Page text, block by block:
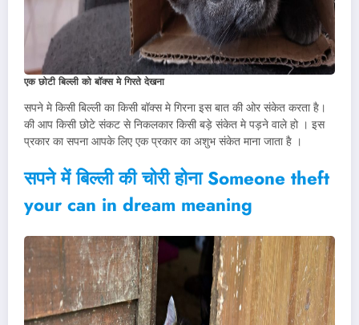
एक छोटी बिल्ली को बॉक्स मे गिरते देखना
सपने मे किसी बिल्ली का किसी बॉक्स मे गिरना इस बात की ओर संकेत करता है।
की आप किसी छोटे संकट से निकलकार किसी बड़े संकेत मे पड़ने वाले हो । इस
प्रकार का सपना आपके लिए एक प्रकार का अशुभ संकेत माना जाता है ।
सपने में बिल्ली की चोरी होना Someone theft
your can in dream meaning